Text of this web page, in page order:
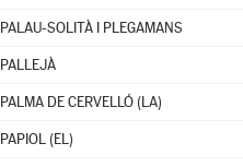
PALAU-SOLITÀ I PLEGAMANS
PALLEJÀ
PALMA DE CERVELLÓ (LA)
PAPIOL (EL)